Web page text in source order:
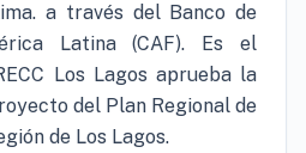
a través del Banco de
Latina (CAF). Es el
Los Lagos aprueba la
del Plan Regional de
de Los Lagos.